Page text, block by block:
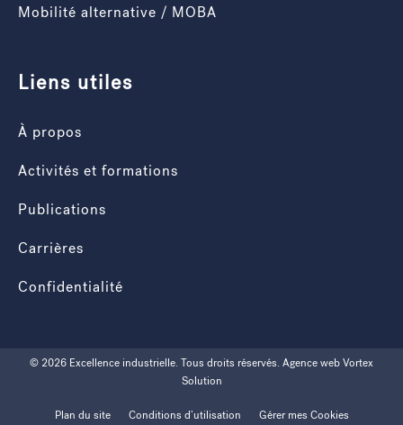
Mobilité alternative / MOBA
Liens utiles
À propos
Activités et formations
Publications
Carrières
Confidentialité
© 2026 Excellence industrielle. Tous droits réservés. Agence webVortex
Solution
Plan du site Conditions d’utilisation Gérer mes Cookies